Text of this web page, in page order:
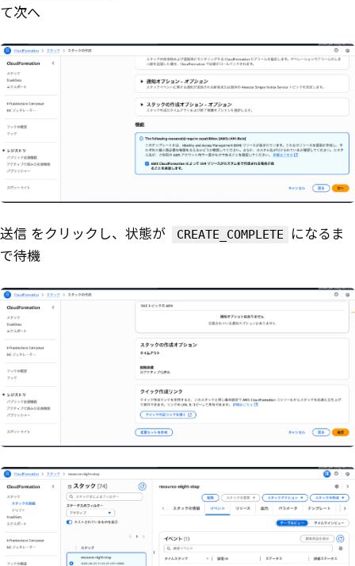
て次へ
送信 をクリックし、状態が CREATE_COMPLETE
になるま
で待機